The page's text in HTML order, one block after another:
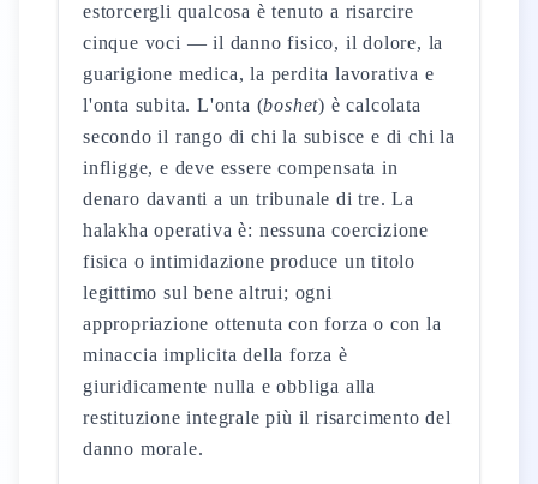
estorcergli qualcosa è tenuto a risarcire
cinque voci — il danno fisico, il dolore, la
guarigione medica, la perdita lavorativa e
l'onta subita. L'onta (boshet) è calcolata
secondo il rango di chi la subisce e di chi la
infligge, e deve essere compensata in
denaro davanti a un tribunale di tre. La
halakha operativa è: nessuna coercizione
fisica o intimidazione produce un titolo
legittimo sul bene altrui; ogni
appropriazione ottenuta con forza o con la
minaccia implicita della forza è
giuridicamente nulla e obbliga alla
restituzione integrale più il risarcimento del
danno morale.